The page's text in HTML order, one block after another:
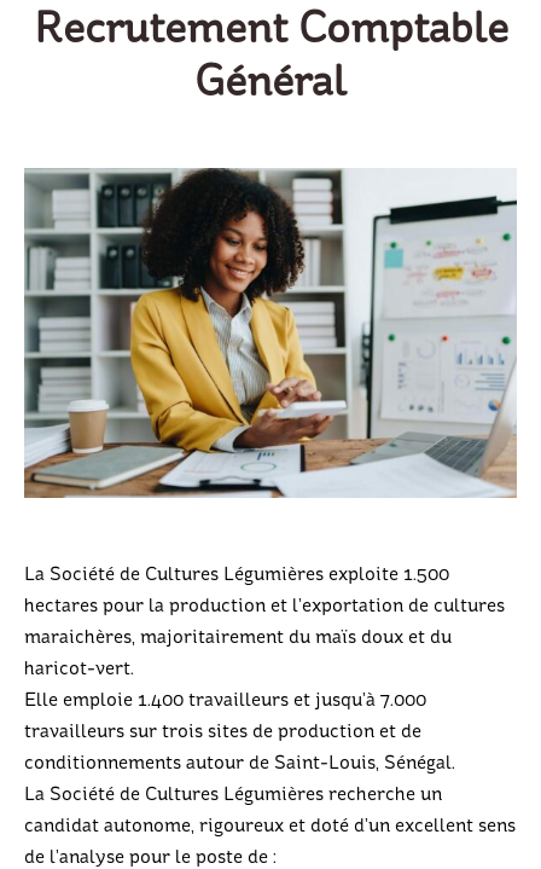
Recrutement Comptable
Général
La Société de Cultures Légumières exploite 1.500
hectares pour la production et l’exportation de cultures
maraichères, majoritairement du maïs doux et du
haricot-vert.
Elle emploie 1.400 travailleurs et jusqu’à 7.000
travailleurs sur trois sites de production et de
conditionnements autour de Saint-Louis, Sénégal.
La Société de Cultures Légumières recherche un
candidat autonome, rigoureux et doté d’un excellent sens
de l’analyse pour le poste de :